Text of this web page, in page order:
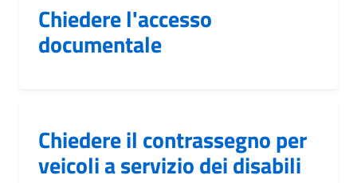
Chiedere l'accesso
documentale
Chiedere il contrassegno per
veicoli a servizio dei disabili